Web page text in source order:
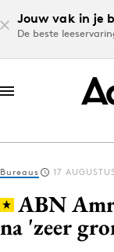
Jouw vak in je
De beste
Log in
Bureaus 17
ABN
na 'zeer